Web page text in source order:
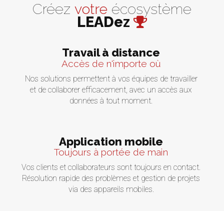
Créez votre écosystème
LEADez
Travail à distance
Accès de n'importe où
Nos solutions permettent à vos équipes de travailler
et de collaborer efficacement, avec un accès aux
données à tout moment.
Application mobile
Toujours à portée de main
Vos clients et collaborateurs sont toujours en contact.
Résolution rapide des problèmes et gestion de projets
via des appareils mobiles.